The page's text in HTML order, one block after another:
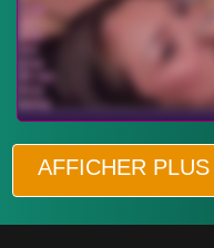
AFFICHER